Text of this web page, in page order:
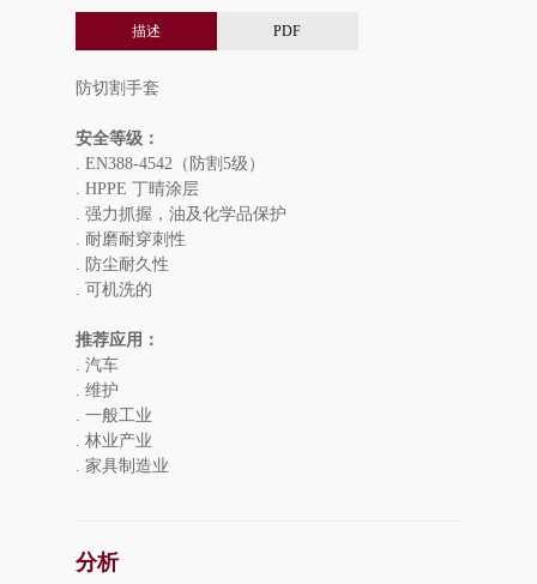
描述 PDF
防切割手套
安全等级：
. EN388-4542（防割5级）
. HPPE 丁晴涂层
. 强力抓握，油及化学品保护
. 耐磨耐穿刺性
. 防尘耐久性
. 可机洗的
推荐应用：
. 汽车
. 维护
. 一般工业
. 林业产业
. 家具制造业
分析